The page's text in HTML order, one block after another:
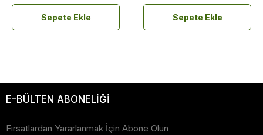
Sepete Ekle Sepete Ekle
E-BÜLTEN ABONELİĞİ
Fırsatlardan Yararlanmak İçin Abone Olun